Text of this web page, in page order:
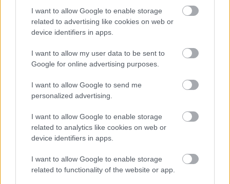
I want to allow Google to enable storage
related to advertising like cookies on web or
device identifiers in apps.
I want to allow my user data to be sent to
Google for online advertising purposes.
I want to allow Google to send me
personalized advertising.
I want to allow Google to enable storage
related to analytics like cookies on web or
device identifiers in apps.
I want to allow Google to enable storage
related to functionality of the website or app.
mi ez?
A Kikeltető aKERETblog tehetségkutatója, mely idén
negyedik alkalommal kerül megrendezésre. Idén
130 zenekar jelentkezett, akik közül a 15-ös shortlist
az eddigi évek legeklektikusabbja volt. A program
célja, hogy terjessze és népszerűsítse az ország
legfrissebb és legizgalmasabb induló produkcióit.
Jelenlegi formájában idén rendeztük meg utoljára,
jövőre teljesen megújítjuk a koncepciót, melyről
Kuplungos esemény link